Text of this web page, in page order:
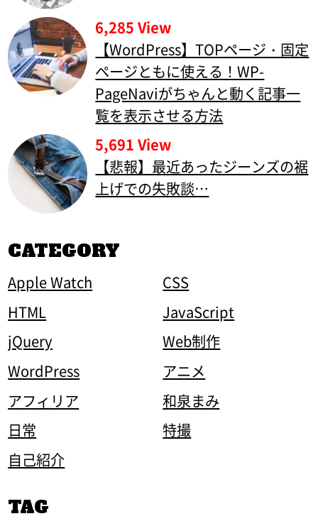
6,285 View
【WordPress】TOPページ・固定
ページともに使える！WP-
PageNaviがちゃんと動く記事一
覧を表示させる方法
5,691 View
【悲報】最近あったジーンズの裾
上げでの失敗談…
CATEGORY
Apple Watch
CSS
HTML
JavaScript
jQuery
Web制作
WordPress
アニメ
アフィリア
和泉まみ
日常
特撮
自己紹介
TAG